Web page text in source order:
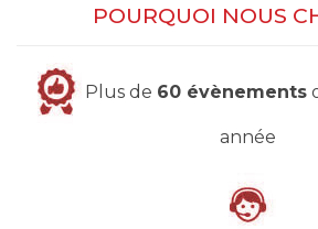
POURQUOI NOUS
Plus de 60 évènements
année